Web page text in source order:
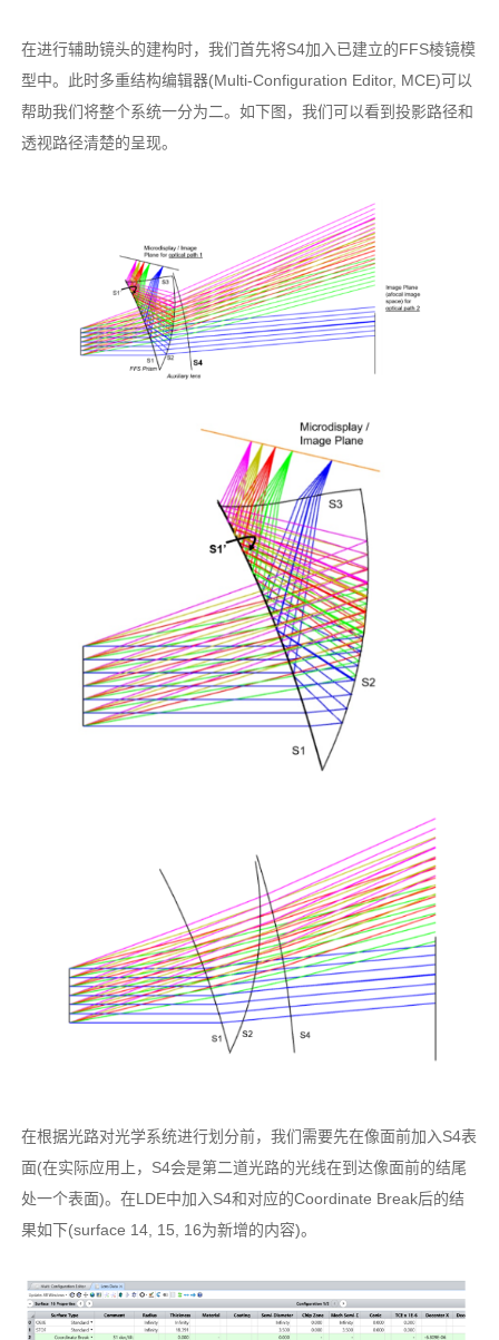
在进行辅助镜头的建构时，我们首先将S4加入已建立的FFS棱镜模
型中。此时多重结构编辑器(Multi-Configuration Editor, MCE)可以
帮助我们将整个系统一分为二。如下图，我们可以看到投影路径和
透视路径清楚的呈现。
在根据光路对光学系统进行划分前，我们需要先在像面前加入S4表
面(在实际应用上，S4会是第二道光路的光线在到达像面前的结尾
处一个表面)。在LDE中加入S4和对应的Coordinate Break后的结
果如下(surface 14, 15, 16为新增的内容)。